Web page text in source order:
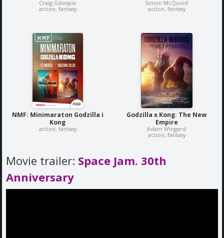
Craig Gillespie
action, fantasy
Simon McQuoid
action, fantasy
NMF: Minimaraton Godzilla i
Kong
action, fantasy
Godzilla x Kong: The New
Empire
Adam Wingard
action, fantasy
Movie trailer: Space Jam. 30th
Anniversary